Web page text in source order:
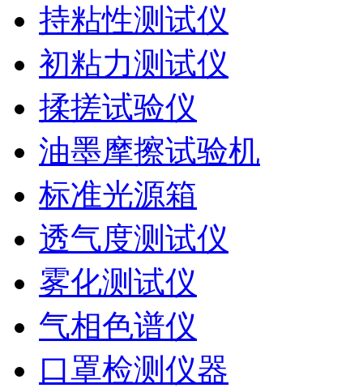
持粘性测试仪
初粘力测试仪
揉搓试验仪
油墨摩擦试验机
标准光源箱
透气度测试仪
雾化测试仪
气相色谱仪
口罩检测仪器